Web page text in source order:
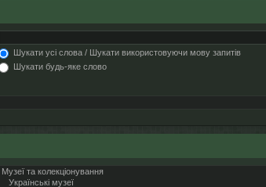
Шукати усі слова / Шукати використовуючи мову запитів
Шукати будь-яке слово